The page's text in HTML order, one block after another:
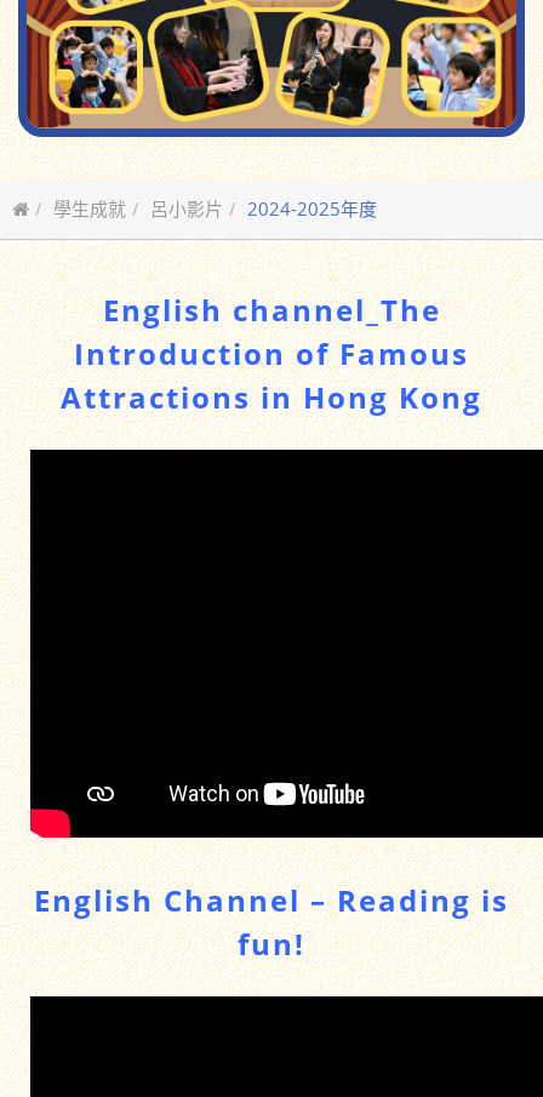
學生成就 呂小影片 2024-2025年度
English channel_The
Introduction of Famous
Attractions in Hong Kong
English Channel – Reading is
fun!